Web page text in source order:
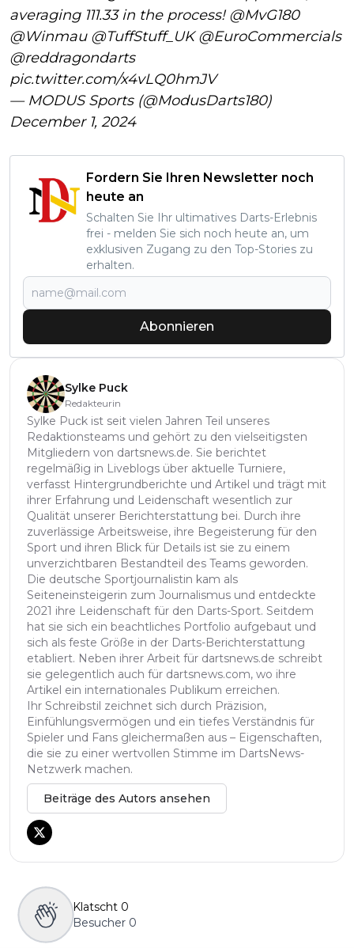
averaging 111.33 in the process!@MvG180
@Winmau @TuffStuff_UK @EuroCommercials
@reddragondarts
pic.twitter.com/x4vLQ0hmJV
— MODUS Sports (@ModusDarts180)
December 1, 2024
Fordern Sie Ihren Newsletter noch
heute an
Schalten Sie Ihr ultimatives Darts-Erlebnis
frei - melden Sie sich noch heute an, um
exklusiven Zugang zu den Top-Stories zu
erhalten.
Abonnieren
Sylke Puck
Redakteurin
Sylke Puck ist seit vielen Jahren Teil unseres
Redaktionsteams und gehört zu den vielseitigsten
Mitgliedern von dartsnews.de. Sie berichtet
regelmäßig in Liveblogs über aktuelle Turniere,
verfasst Hintergrundberichte und Artikel und trägt mit
ihrer Erfahrung und Leidenschaft wesentlich zur
Qualität unserer Berichterstattung bei. Durch ihre
zuverlässige Arbeitsweise, ihre Begeisterung für den
Sport und ihren Blick für Details ist sie zu einem
unverzichtbaren Bestandteil des Teams geworden.
Die deutsche Sportjournalistin kam als
Seiteneinsteigerin zum Journalismus und entdeckte
2021 ihre Leidenschaft für den Darts-Sport. Seitdem
hat sie sich ein beachtliches Portfolio aufgebaut und
sich als feste Größe in der Darts-Berichterstattung
etabliert. Neben ihrer Arbeit für dartsnews.de schreibt
sie gelegentlich auch für dartsnews.com, wo ihre
Artikel ein internationales Publikum erreichen.
Ihr Schreibstil zeichnet sich durch Präzision,
Einfühlungsvermögen und ein tiefes Verständnis für
Spieler und Fans gleichermaßen aus – Eigenschaften,
die sie zu einer wertvollen Stimme im DartsNews-
Netzwerk machen.
Beiträge des Autors ansehen
Klatscht 0
Besucher 0